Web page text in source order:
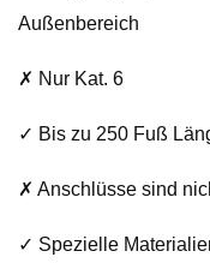
Außenbereich
✗ Nur Kat. 6
✓ Bis zu 250 Fuß
✗ Anschlüsse sind
✓ Spezielle